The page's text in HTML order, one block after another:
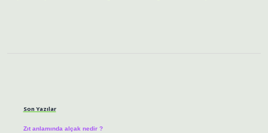
Son Yazılar
Zıt anlamında alçak nedir ?